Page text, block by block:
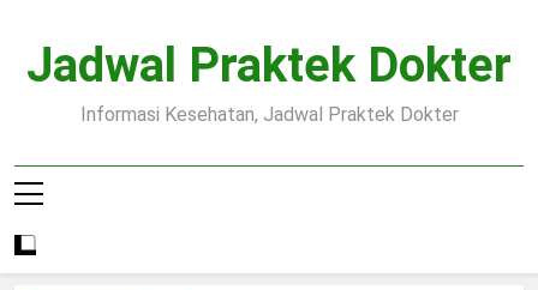
content
Jadwal Praktek Dokter
Informasi Kesehatan, Jadwal Praktek Dokter